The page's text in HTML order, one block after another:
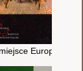
Europy? :